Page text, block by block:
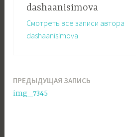
dashaanisimova
Смотреть все записи автора
dashaanisimova
Навигация
по
ПРЕДЫДУЩАЯ ЗАПИСЬ
img_7345